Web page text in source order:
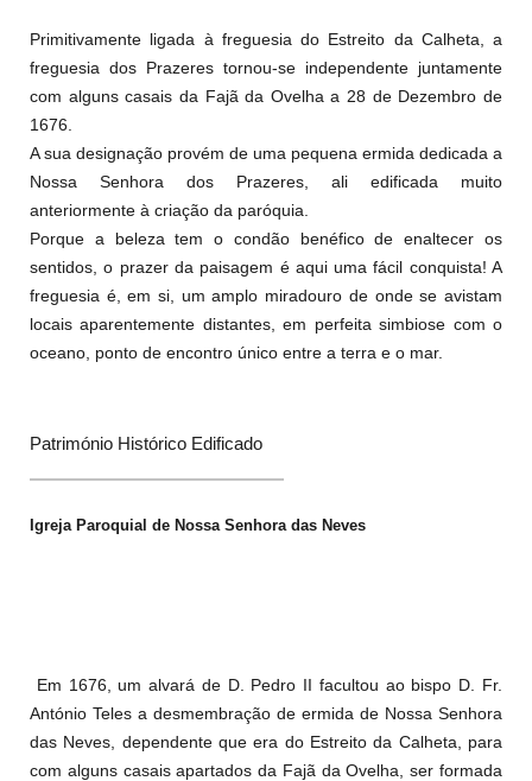
Primitivamente ligada à freguesia do Estreito da Calheta, a
freguesia dos Prazeres tornou-se independente juntamente
com alguns casais da Fajã da Ovelha a 28 de Dezembro de
1676.
A sua designação provém de uma pequena ermida dedicada a
Nossa Senhora dos Prazeres, ali edificada muito
anteriormente à criação da paróquia.
Porque a beleza tem o condão benéfico de enaltecer os
sentidos, o prazer da paisagem é aqui uma fácil conquista! A
freguesia é, em si, um amplo miradouro de onde se avistam
locais aparentemente distantes, em perfeita simbiose com o
oceano, ponto de encontro único entre a terra e o mar.
Património Histórico Edificado
Igreja Paroquial de Nossa Senhora das Neves
Em 1676, um alvará de D. Pedro II facultou ao bispo D. Fr.
António Teles a desmembração de ermida de Nossa Senhora
das Neves, dependente que era do Estreito da Calheta, para
com alguns casais apartados da Fajã da Ovelha, ser formada